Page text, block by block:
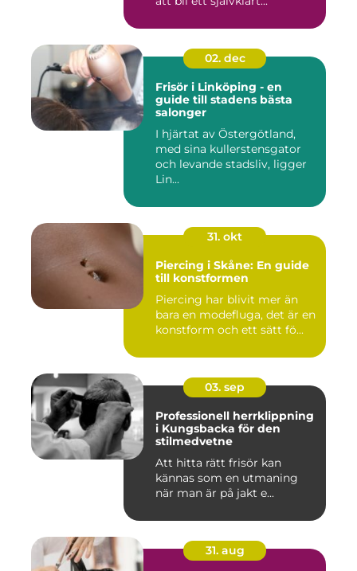
02. dec
Frisör i Linköping - en
guide till stadens bästa
salonger
I hjärtat av Östergötland,
med sina kullerstensgator
och levande stadsliv, ligger
Lin...
31. okt
Piercing i Skåne: En guide
till konstformen
Piercing har blivit mer än
bara en modefluga, det är en
konstform och ett sätt fö...
03. sep
Professionell herrklippning
i Kungsbacka för den
stilmedvetne
Att hitta rätt frisör kan
kännas som en utmaning
när man är på jakt e...
31. aug